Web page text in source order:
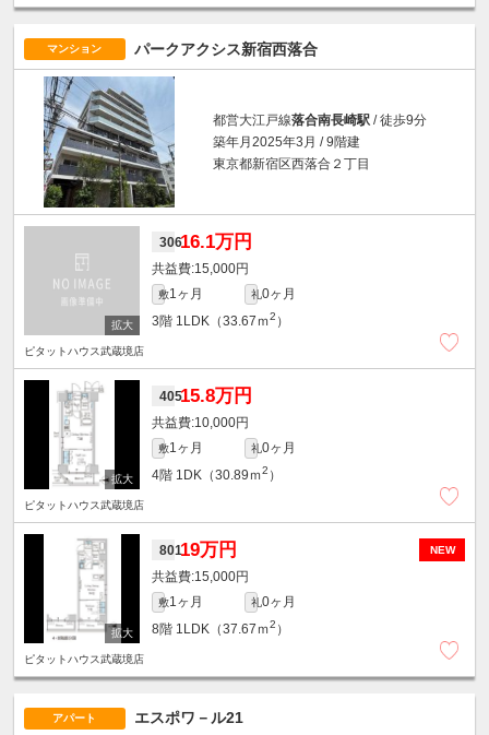
マンション パークアクシス新宿西落合
都営大江戸線落合南長崎駅 / 徒歩9分
築年月2025年3月 / 9階建
東京都新宿区西落合２丁目
30616.1万円
15,000円
敷1ヶ月 礼0ヶ月
3階 1LDK（33.67ｍ2 ）
ピタットハウス武蔵境店
40515.8万円
10,000円
敷1ヶ月 礼0ヶ月
4階 1DK（30.89ｍ2 ）
ピタットハウス武蔵境店
NEW
80119万円
15,000円
敷1ヶ月 礼0ヶ月
8階 1LDK（37.67ｍ2 ）
ピタットハウス武蔵境店
アパート エスポワ－ル21